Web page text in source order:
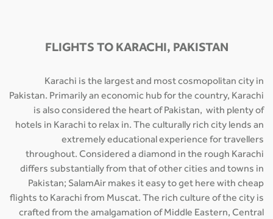
FLIGHTS TO KARACHI, PAKISTAN
Karachi is the largest and most cosmopolitan city in
Pakistan. Primarily an economic hub for the country, Karachi
is also considered the heart of Pakistan, with plenty of
hotels in Karachi to relax in. The culturally rich city lends an
extremely educational experience for travellers
throughout. Considered a diamond in the rough Karachi
differs substantially from that of other cities and towns in
Pakistan; SalamAir makes it easy to get here with cheap
flights to Karachi from Muscat. The rich culture of the city is
crafted from the amalgamation of Middle Eastern, Central